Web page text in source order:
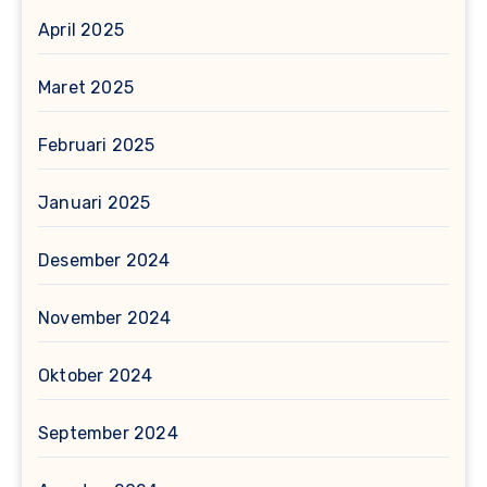
April 2025
Maret 2025
Februari 2025
Januari 2025
Desember 2024
November 2024
Oktober 2024
September 2024